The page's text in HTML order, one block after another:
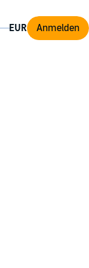
Anmelden